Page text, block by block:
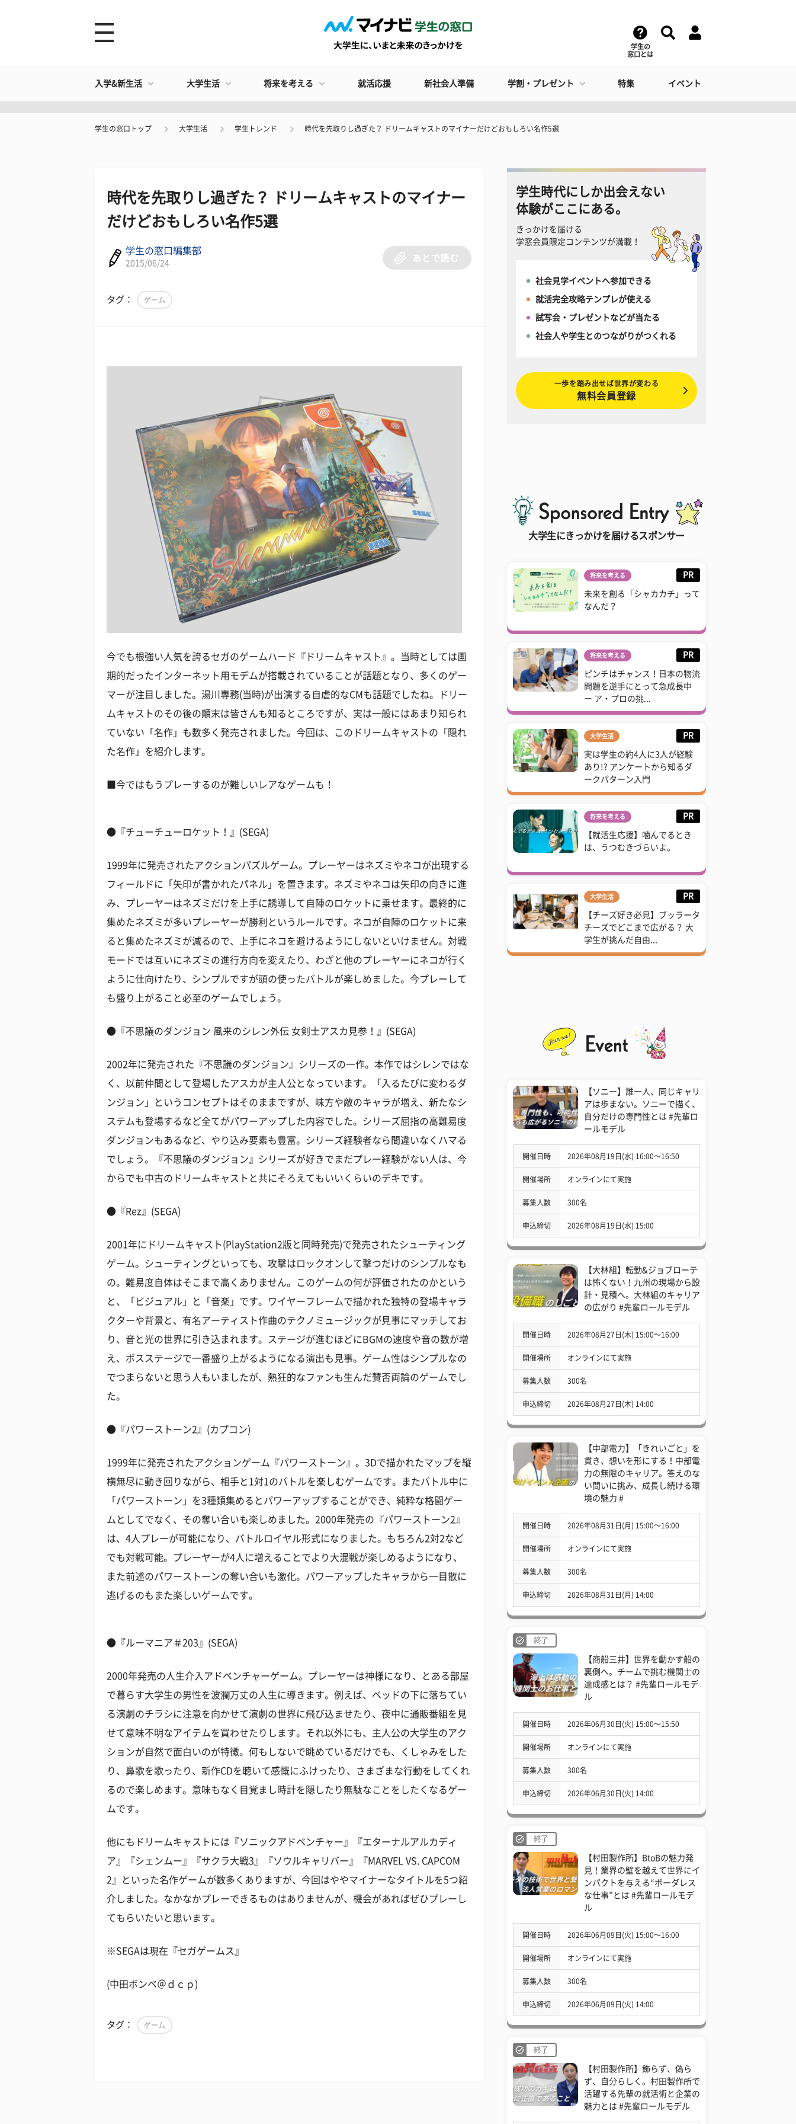
学生の
窓口とは
入学&新生活 大学生活 将来を考える 就活応援 新社会人準備 学割・プレゼント 特集 イベント
学生の窓口トップ 大学生活 学生トレンド 時代を先取りし過ぎた？ ドリームキャストのマイナーだけどおもしろい名作5選
時代を先取りし過ぎた？ ドリームキャストのマイナー
だけどおもしろい名作5選
学生の窓口編集部
2015/06/24
あとで読む
タグ： ゲーム
今でも根強い人気を誇るセガのゲームハード『ドリームキャスト』。当時としては画
期的だったインターネット用モデムが搭載されていることが話題となり、多くのゲー
マーが注目しました。湯川専務(当時)が出演する自虐的なCMも話題でしたね。ドリー
ムキャストのその後の顛末は皆さんも知るところですが、実は一般にはあまり知られ
ていない「名作」も数多く発売されました。今回は、このドリームキャストの「隠れ
た名作」を紹介します。
■今ではもうプレーするのが難しいレアなゲームも！
●『チューチューロケット！』(SEGA)
1999年に発売されたアクションパズルゲーム。プレーヤーはネズミやネコが出現する
フィールドに「矢印が書かれたパネル」を置きます。ネズミやネコは矢印の向きに進
み、プレーヤーはネズミだけを上手に誘導して自陣のロケットに乗せます。最終的に
集めたネズミが多いプレーヤーが勝利というルールです。ネコが自陣のロケットに来
ると集めたネズミが減るので、上手にネコを避けるようにしないといけません。対戦
モードでは互いにネズミの進行方向を変えたり、わざと他のプレーヤーにネコが行く
ように仕向けたり、シンプルですが頭の使ったバトルが楽しめました。今プレーして
も盛り上がること必至のゲームでしょう。
●『不思議のダンジョン 風来のシレン外伝 女剣士アスカ見参！』(SEGA)
2002年に発売された『不思議のダンジョン』シリーズの一作。本作ではシレンではな
く、以前仲間として登場したアスカが主人公となっています。「入るたびに変わるダ
ンジョン」というコンセプトはそのままですが、味方や敵のキャラが増え、新たなシ
ステムも登場するなど全てがパワーアップした内容でした。シリーズ屈指の高難易度
ダンジョンもあるなど、やり込み要素も豊富。シリーズ経験者なら間違いなくハマる
でしょう。『不思議のダンジョン』シリーズが好きでまだプレー経験がない人は、今
からでも中古のドリームキャストと共にそろえてもいいくらいのデキです。
●『Rez』(SEGA)
2001年にドリームキャスト(PlayStation2版と同時発売)で発売されたシューティング
ゲーム。シューティングといっても、攻撃はロックオンして撃つだけのシンプルなも
の。難易度自体はそこまで高くありません。このゲームの何が評価されたのかという
と、「ビジュアル」と「音楽」です。ワイヤーフレームで描かれた独特の登場キャラ
クターや背景と、有名アーティスト作曲のテクノミュージックが見事にマッチしてお
り、音と光の世界に引き込まれます。ステージが進むほどにBGMの速度や音の数が増
え、ボスステージで一番盛り上がるようになる演出も見事。ゲーム性はシンプルなの
でつまらないと思う人もいましたが、熱狂的なファンも生んだ賛否両論のゲームでし
た。
●『パワーストーン2』(カプコン)
1999年に発売されたアクションゲーム『パワーストーン』。3Dで描かれたマップを縦
横無尽に動き回りながら、相手と1対1のバトルを楽しむゲームです。またバトル中に
「パワーストーン」を3種類集めるとパワーアップすることができ、純粋な格闘ゲー
ムとしてでなく、その奪い合いも楽しめました。2000年発売の『パワーストーン2』
は、4人プレーが可能になり、バトルロイヤル形式になりました。もちろん2対2など
でも対戦可能。プレーヤーが4人に増えることでより大混戦が楽しめるようになり、
また前述のパワーストーンの奪い合いも激化。パワーアップしたキャラから一目散に
逃げるのもまた楽しいゲームです。
●『ルーマニア＃203』(SEGA)
2000年発売の人生介入アドベンチャーゲーム。プレーヤーは神様になり、とある部屋
で暮らす大学生の男性を波瀾万丈の人生に導きます。例えば、ベッドの下に落ちてい
る演劇のチラシに注意を向かせて演劇の世界に飛び込ませたり、夜中に通販番組を見
せて意味不明なアイテムを買わせたりします。それ以外にも、主人公の大学生のアク
ションが自然で面白いのが特徴。何もしないで眺めているだけでも、くしゃみをした
り、鼻歌を歌ったり、新作CDを聴いて感慨にふけったり、さまざまな行動をしてくれ
るので楽しめます。意味もなく目覚まし時計を隠したり無駄なことをしたくなるゲー
ムです。
他にもドリームキャストには『ソニックアドベンチャー』『エターナルアルカディ
ア』『シェンムー』『サクラ大戦3』『ソウルキャリバー』『MARVEL VS. CAPCOM
2』といった名作ゲームが数多くありますが、今回はややマイナーなタイトルを5つ紹
介しました。なかなかプレーできるものはありませんが、機会があればぜひプレーし
てもらいたいと思います。
※SEGAは現在『セガゲームス』
(中田ボンベ＠ｄｃｐ)
タグ： ゲーム
学生時代にしか出会えない
体験がここにある。
きっかけを届ける
学窓会員限定コンテンツが満載！
社会見学イベントへ参加できる
就活完全攻略テンプレが使える
試写会・プレゼントなどが当たる
社会人や学生とのつながりがつくれる
一歩を踏み出せば世界が変わる
無料会員登録
大学生にきっかけを届けるスポンサー
将来を考える PR
未来を創る「シャカカチ」って
なんだ？
将来を考える PR
ピンチはチャンス！日本の物流
問題を逆手にとって急成長中
ー ア・プロの挑...
大学生活 PR
実は学生の約4人に3人が経験
あり!? アンケートから知るダ
ークパターン入門
将来を考える PR
【就活生応援】噛んでるとき
は、うつむきづらいよ。
大学生活 PR
【チーズ好き必見】ブッラータ
チーズでどこまで広がる？ 大
学生が挑んだ自由...
【ソニー】誰一人、同じキャリ
アは歩まない。ソニーで描く、
自分だけの専門性とは #先輩ロ
ールモデル
開催日時 2026年08月19日(水) 16:00〜16:50
開催場所 オンラインにて実施
募集人数 300名
申込締切 2026年08月19日(水) 15:00
【大林組】転勤&ジョブローテ
は怖くない！九州の現場から設
計・見積へ。大林組のキャリア
の広がり #先輩ロールモデル
開催日時 2026年08月27日(木) 15:00〜16:00
開催場所 オンラインにて実施
募集人数 300名
申込締切 2026年08月27日(木) 14:00
【中部電力】「きれいごと」を
貫き、想いを形にする！中部電
力の無限のキャリア。答えのな
い問いに挑み、成長し続ける環
境の魅力 #
開催日時 2026年08月31日(月) 15:00〜16:00
開催場所 オンラインにて実施
募集人数 300名
申込締切 2026年08月31日(月) 14:00
終了
【商船三井】世界を動かす船の
裏側へ。チームで挑む機関士の
達成感とは？ #先輩ロールモデ
ル
開催日時 2026年06月30日(火) 15:00〜15:50
開催場所 オンラインにて実施
募集人数 300名
申込締切 2026年06月30日(火) 14:00
終了
【村田製作所】BtoBの魅力発
見！業界の壁を越えて世界にイ
ンパクトを与える“ボーダレス
な仕事”とは #先輩ロールモデ
ル
開催日時 2026年06月09日(火) 15:00〜16:00
開催場所 オンラインにて実施
募集人数 300名
申込締切 2026年06月09日(火) 14:00
終了
【村田製作所】飾らず、偽ら
ず、自分らしく。村田製作所で
活躍する先輩の就活術と企業の
魅力とは #先輩ロールモデル